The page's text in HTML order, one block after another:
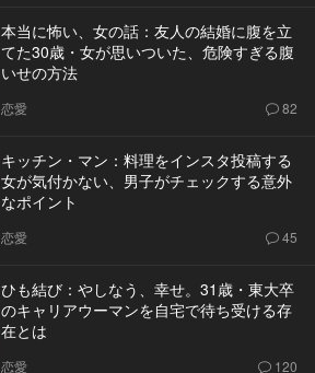
本当に怖い、女の話：友人の結婚に腹を立
てた30歳・女が思いついた、危険すぎる腹
いせの方法
恋愛 82
キッチン・マン：料理をインスタ投稿する
女が気付かない、男子がチェックする意外
なポイント
恋愛 45
ひも結び：やしなう、幸せ。31歳・東大卒
のキャリアウーマンを自宅で待ち受ける存
在とは
恋愛 120